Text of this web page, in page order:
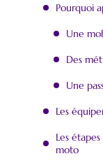
Pourquoi
Une
Des
Une
Les
Les
moto